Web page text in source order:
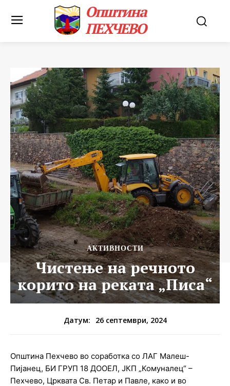
Општина
ПЕХЧЕВО
АКТИВНОСТИ
Чистење на речното
корито на реката „Писа“
Датум: 26 септември, 2024
Општина Пехчево во соработка со ЛАГ Малеш-
Пијанец, БИ ГРУП 18 ДООЕЛ, ЈКП „Комуналец“ –
Пехчево, Црквата Св. Петар и Павле, како и во